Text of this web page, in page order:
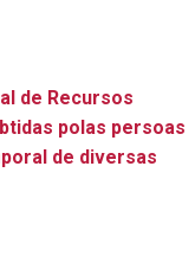
de Recursos
polas persoas
de diversas